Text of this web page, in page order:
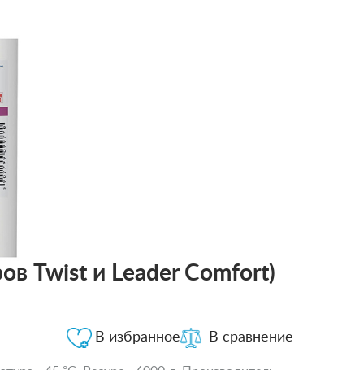
Twist и Leader Comfort)
В сравнение
В избранное